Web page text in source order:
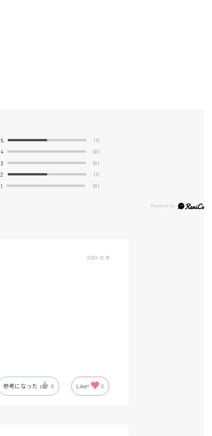
5 (1)
4 (0)
3 (0)
2 (1)
1 (0)
2024.12.18
参考になった 0 Like! 2